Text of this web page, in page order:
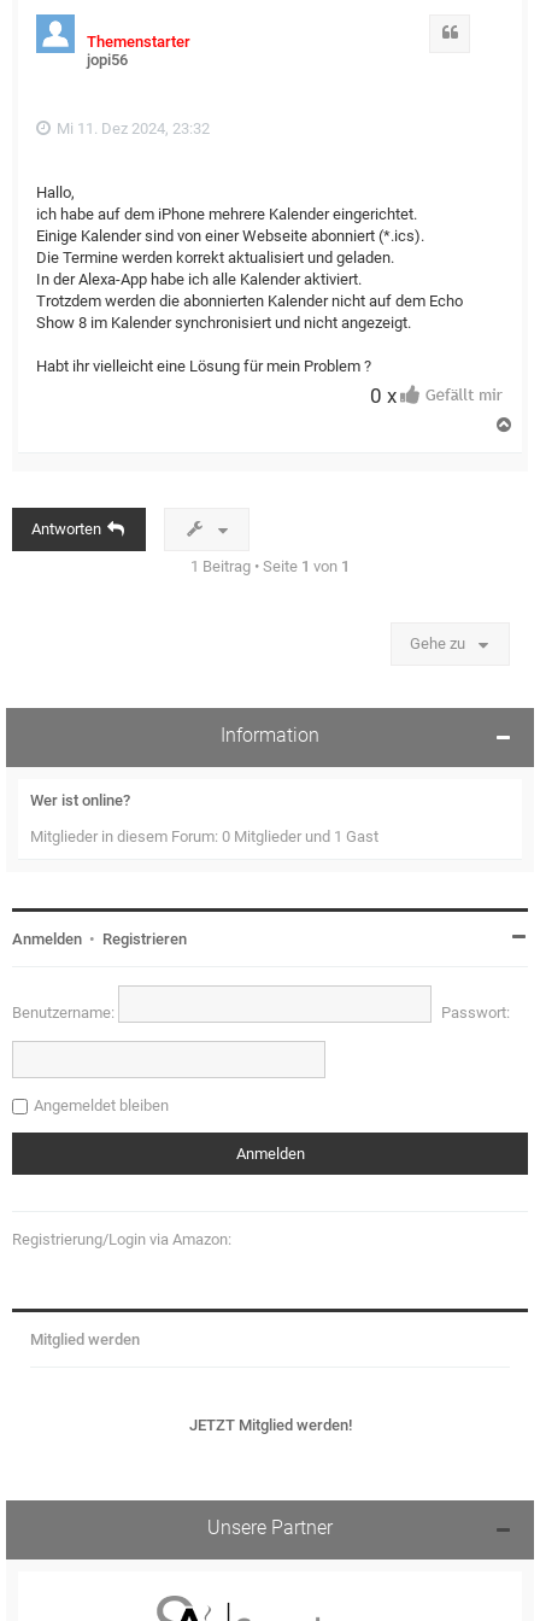
Themenstarter
jopi56
Mi 11. Dez 2024, 23:32
Hallo,
ich habe auf dem iPhone mehrere Kalender eingerichtet.
Einige Kalender sind von einer Webseite abonniert (*.ics).
Die Termine werden korrekt aktualisiert und geladen.
In der Alexa-App habe ich alle Kalender aktiviert.
Trotzdem werden die abonnierten Kalender nicht auf dem Echo
Show 8 im Kalender synchronisiert und nicht angezeigt.
Habt ihr vielleicht eine Lösung für mein Problem ?
0 x
Antworten
1 Beitrag • Seite 1 von 1
Gehe zu
Information
Wer ist online?
Mitglieder in diesem Forum: 0 Mitglieder und 1 Gast
Anmelden • Registrieren
Benutzername: Passwort:
Angemeldet bleiben
Registrierung/Login via Amazon:
Mitglied werden
JETZT Mitglied werden!
Unsere Partner